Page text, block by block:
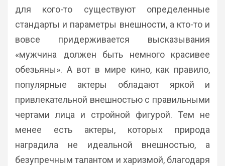
для кого-то существуют определенные
стандарты и параметры внешности, а кто-то и
вовсе придерживается высказывания
«мужчина должен быть немного красивее
обезьяны». А вот в мире кино, как правило,
популярные актеры обладают яркой и
привлекательной внешностью с правильными
чертами лица и стройной фигурой. Тем не
менее есть актеры, которых природа
наградила не идеальной внешностью, а
безупречным талантом и харизмой, благодаря